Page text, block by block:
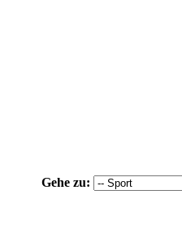
Gehe zu: